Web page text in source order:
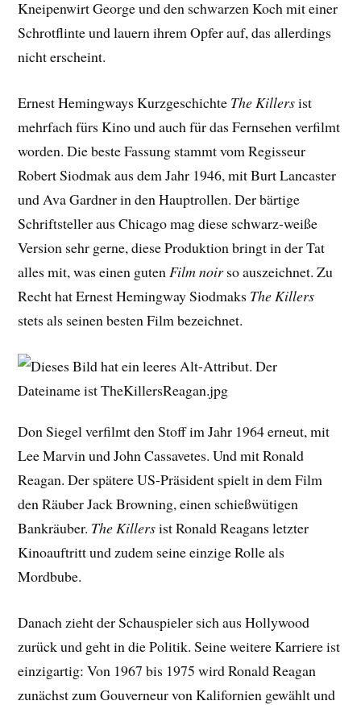
Kneipenwirt George und den schwarzen Koch mit einer
Schrotflinte und lauern ihrem Opfer auf, das allerdings
nicht erscheint.
Ernest Hemingways Kurzgeschichte The Killersist
mehrfach fürs Kino und auch für das Fernsehen verfilmt
worden. Die beste Fassung stammt vom Regisseur
Robert Siodmak aus dem Jahr 1946, mit Burt Lancaster
und Ava Gardner in den Hauptrollen. Der bärtige
Schriftsteller aus Chicago mag diese schwarz-weiße
Version sehr gerne, diese Produktion bringt in der Tat
alles mit, was einen gutenFilm noirso auszeichnet. Zu
Recht hat Ernest Hemingway Siodmaks The Killers
stets als seinen besten Film bezeichnet.
Don Siegel verfilmt den Stoff im Jahr 1964 erneut, mit
Lee Marvin und John Cassavetes. Und mit Ronald
Reagan. Der spätere US-Präsident spielt in dem Film
den Räuber Jack Browning, einen schießwütigen
Bankräuber. The Killersist Ronald Reagans letzter
Kinoauftritt und zudem seine einzige Rolle als
Mordbube.
Danach zieht der Schauspieler sich aus Hollywood
zurück und geht in die Politik. Seine weitere Karriere ist
einzigartig: Von 1967 bis 1975 wird Ronald Reagan
zunächst zum Gouverneur von Kalifornien gewählt und